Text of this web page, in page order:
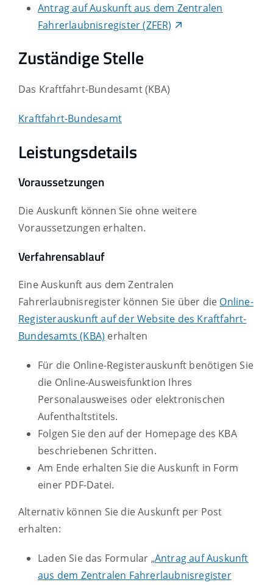
Antrag auf Auskunft aus dem Zentralen
Fahrerlaubnisregister (ZFER)
Zuständige Stelle
Das Kraftfahrt-Bundesamt (KBA)
Kraftfahrt-Bundesamt
Leistungsdetails
Voraussetzungen
Die Auskunft können Sie ohne weitere
Voraussetzungen erhalten.
Verfahrensablauf
Eine Auskunft aus dem Zentralen
Fahrerlaubnisregister können Sie über die Online-
Registerauskunft auf der Website des Kraftfahrt-
Bundesamts (KBA) erhalten
Für die Online-Registerauskunft benötigen Sie
die Online-Ausweisfunktion Ihres
Personalausweises oder elektronischen
Aufenthaltstitels.
Folgen Sie den auf der Homepage des KBA
beschriebenen Schritten.
Am Ende erhalten Sie die Auskunft in Form
einer PDF-Datei.
Alternativ können Sie die Auskunft per Post
erhalten:
Laden Sie das Formular „Antrag auf Auskunft
aus dem Zentralen Fahrerlaubnisregister